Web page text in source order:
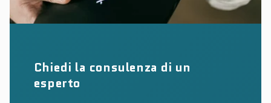
Chiedi la consulenza di un
esperto